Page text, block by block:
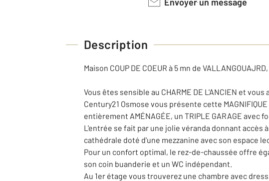
Description
Maison COUP DE COEUR à 5 mn de
Vous êtes sensible au CHARME DE L'ANCIEN et
Century21 Osmose vous présente cette
entièrement AMÉNAGÉE, un TRIPLE GARAGE
L'entrée se fait par une jolie véranda donnant
cathédrale doté d'une mezzanine avec son espace
Pour un confort optimal, le rez-de-chaussée offre
son coin buanderie et un WC indépendant.
Au 1er étage vous trouverez une chambre avec